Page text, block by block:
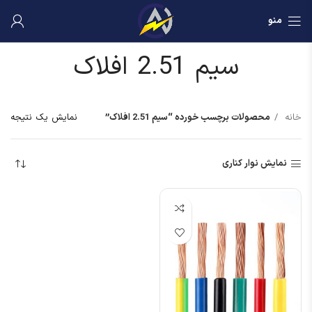
منو
سیم 2.51 افلاک
خانه محصولات برچسب خورده “سیم 2.51 افلاک” نمایش یک نتیجه
نمایش نوار کناری